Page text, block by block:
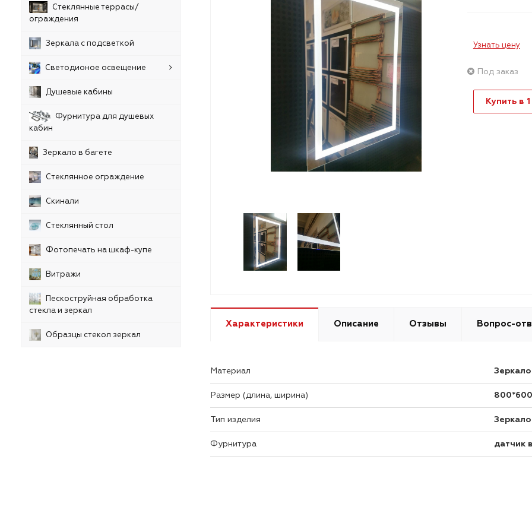
Стеклянные террасы/
ограждения
Зеркала с подсветкой
Светодионое освещение
Душевые кабины
Фурнитура для душевых
кабин
Зеркало в багете
Стеклянное ограждение
Скинали
Стеклянный стол
Фотопечать на шкаф-купе
Витражи
Пескоструйная обработка
стекла и зеркал
Образцы стекол зеркал
Узнать цену
Под заказ
Купить в
Характеристики Описание Отзывы Вопрос-
Материал
Размер (длина, ширина) 800*600
Тип изделия
Фурнитура датчик